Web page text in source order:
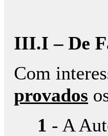
III.I – De
Com
provados
1 - A